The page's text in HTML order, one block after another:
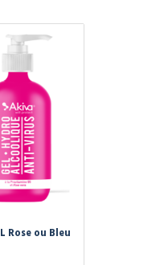
Rose ou Bleu
de